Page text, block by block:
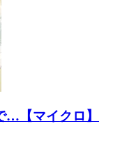
…【マイクロ】